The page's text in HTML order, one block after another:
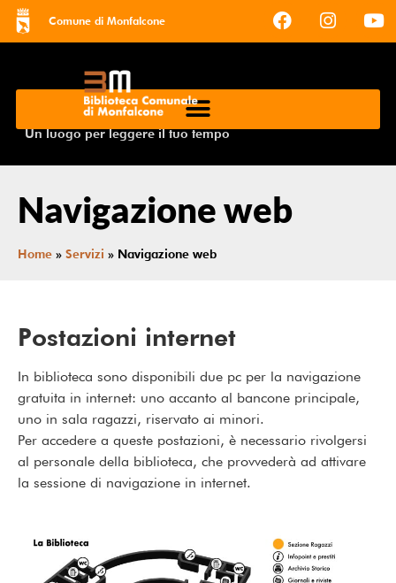
Comune di Monfalcone
Un luogo per leggere il tuo tempo
Navigazione web
Home » Servizi » Navigazione web
Postazioni internet
In biblioteca sono disponibili due pc per la navigazione
gratuita in internet: uno accanto al bancone principale,
uno in sala ragazzi, riservato ai minori.
Per accedere a queste postazioni, è necessario rivolgersi
al personale della biblioteca, che provvederà ad attivare
la sessione di navigazione in internet.